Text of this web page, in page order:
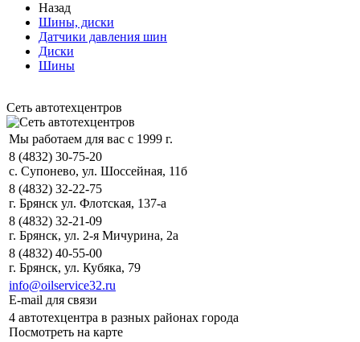
Назад
Шины, диски
Датчики давления шин
Диски
Шины
Сеть автотехцентров
Мы работаем для вас с 1999 г.
8 (4832) 30-75-20
с. Супонево, ул. Шоссейная, 11б
8 (4832) 32-22-75
г. Брянск ул. Флотская, 137-а
8 (4832) 32-21-09
г. Брянск, ул. 2-я Мичурина, 2а
8 (4832) 40-55-00
г. Брянск, ул. Кубяка, 79
info@oilservice32.ru
E-mail для связи
4 автотехцентра в разных районах города
Посмотреть на карте